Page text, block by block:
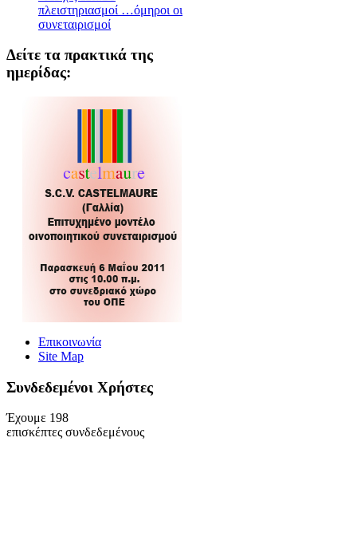
πλειστηριασμοί …όμηροι οι
συνεταιρισμοί
Δείτε τα πρακτικά της
ημερίδας:
Επικοινωνία
Site Map
Συνδεδεμένοι Xρήστες
Έχουμε 198
επισκέπτες συνδεδεμένους